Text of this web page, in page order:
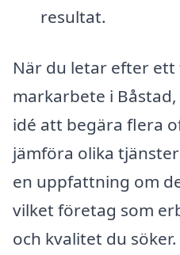
resultat.
När du letar efter
markarbete i
idé att begära flera
jämföra olika
en uppfattning om
vilket företag som
och kvalitet du